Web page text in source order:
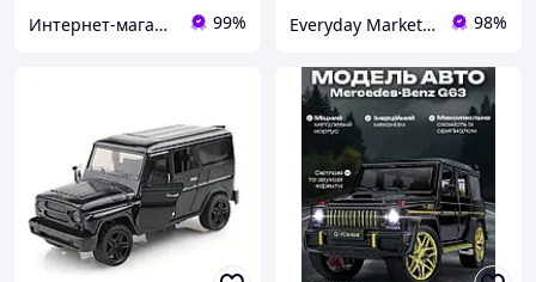
Интернет-магазин "Magnit" 99% Everyday Market 0965612251 98%